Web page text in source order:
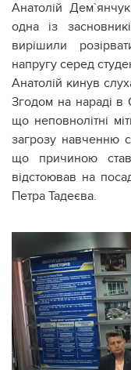
Анатолій
одна із
вирішили
напругу серед
Анатолій кинув
Згодом на нараді в
що неповнолітні
загрозу навченню
що причиною
відстоював на
Петра Тадеєва.